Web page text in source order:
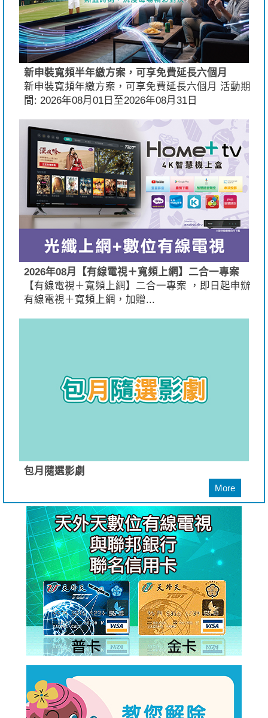
新申裝寬頻半年繳方案，可享免費延長六個月
新申裝寬頻年繳方案，可享免費延長六個月 活動期
間: 2026年08月01日至2026年08月31日
2026年08月【有線電視＋寬頻上網】二合一專案
【有線電視＋寬頻上網】二合一專案 ，即日起申辦
有線電視＋寬頻上網，加贈...
包月隨選影劇
More